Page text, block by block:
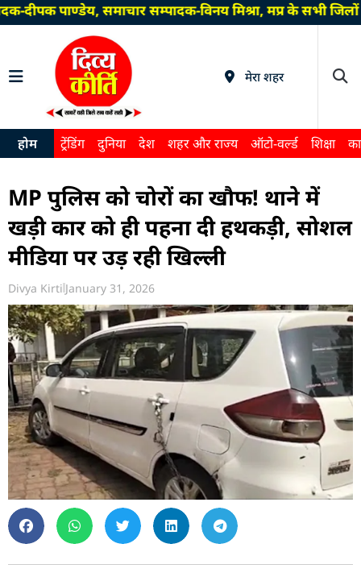
दीपक पाण्डेय, समाचार सम्पादक-विनय मिश्रा, मप्र के सभी
मेरा शहर
होम ट्रेंडिंग दुनिया देश शहर और राज्य ऑटो-वर्ल्ड शिक्षा
MP पुलिस को चोरों का खौफ! थाने में
खड़ी कार को ही पहना दी हथकड़ी, सोशल
मीडिया पर उड़ रही खिल्ली
Divya Kirti January 31, 2026